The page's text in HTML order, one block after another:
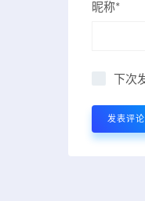
昵称*
下次